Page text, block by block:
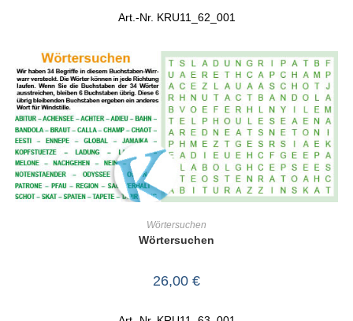
Art.-Nr. KRU11_62_001
Wörtersuchen
Wörtersuchen
26,00 €